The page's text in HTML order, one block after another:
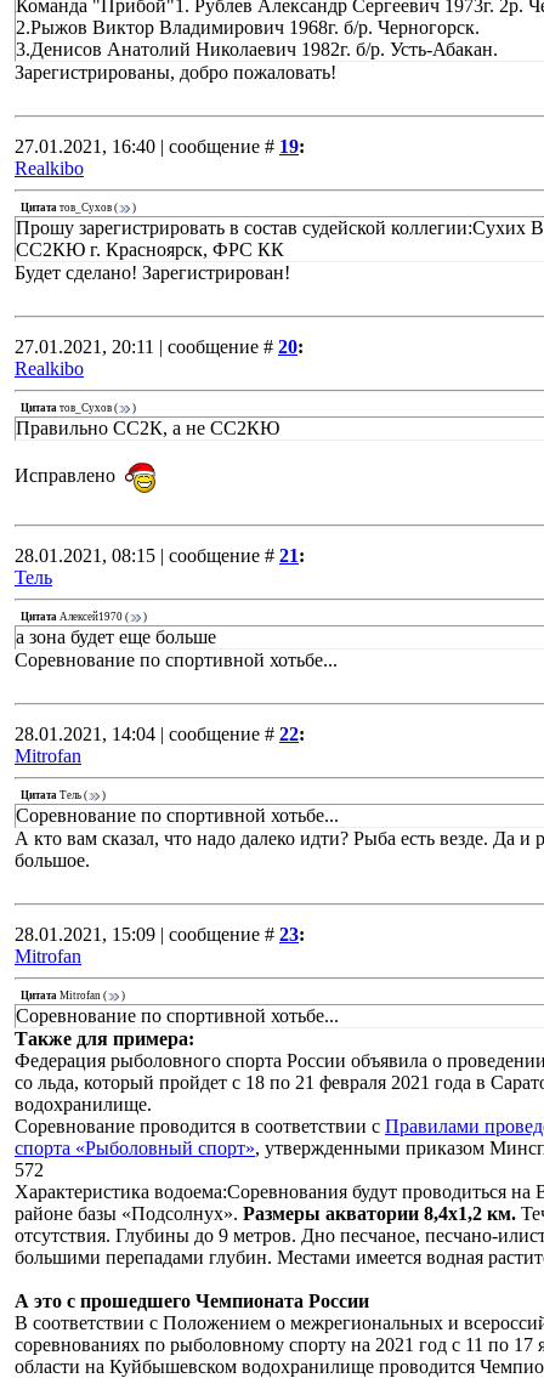
Команда "Прибой"1. Рублев Александр Сергеевич 1973г. 2р.
2.Рыжов Виктор Владимирович 1968г. б/р. Черногорск.
3.Денисов Анатолий Николаевич 1982г. б/р. Усть-Абакан.
Зарегистрированы, добро пожаловать!
27.01.2021, 16:40 | сообщение # 19:
Realkibo
Цитата тов_Сухов ( )
Прошу зарегистрировать в состав судейской
СС2КЮ г. Красноярск, ФРС КК
Будет сделано! Зарегистрирован!
27.01.2021, 20:11 | сообщение # 20:
Realkibo
Цитата тов_Сухов ( )
Правильно СС2К, а не СС2КЮ
Исправлено
28.01.2021, 08:15 | сообщение # 21:
Тель
Цитата Алексей1970 ( )
а зона будет еще больше
Соревнование по спортивной хотьбе...
28.01.2021, 14:04 | сообщение # 22:
Mitrofan
Цитата Тель ( )
Соревнование по спортивной хотьбе...
А кто вам сказал, что надо далеко идти? Рыба есть везде. Да и
большое.
28.01.2021, 15:09 | сообщение # 23:
Mitrofan
Цитата Mitrofan ( )
Соревнование по спортивной хотьбе...
Также для примера:
Федерация рыболовного спорта России объявила о
со льда, который пройдет с 18 по 21 февраля 2021 года в
водохранилище.
Соревнование проводится в соответствии с Правилами
спорта «Рыболовный спорт», утвержденными приказом
572
Характеристика водоема:Соревнования будут проводиться
районе базы «Подсолнух». Размеры акватории 8,4х1,2 км.
отсутствия. Глубины до 9 метров. Дно песчаное, песчано-
большими перепадами глубин. Местами имеется водная
А это с прошедшего Чемпионата России
В соответствии с Положением о межрегиональных и
соревнованиях по рыболовному спорту на 2021 год с 11 по 17
области на Куйбышевском водохранилище проводится